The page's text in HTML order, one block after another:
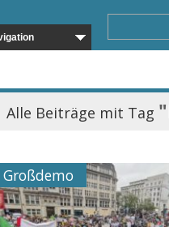
Alle Beiträge mit Tag
Großdemo